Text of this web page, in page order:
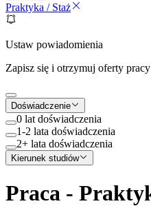
Praktyka / Staż
Ustaw powiadomienia
Zapisz się i otrzymuj oferty
Doświadczenie
0 lat doświadczenia
1-2 lata doświadczenia
2+ lata doświadczenia
Kierunek studiów
Praca -